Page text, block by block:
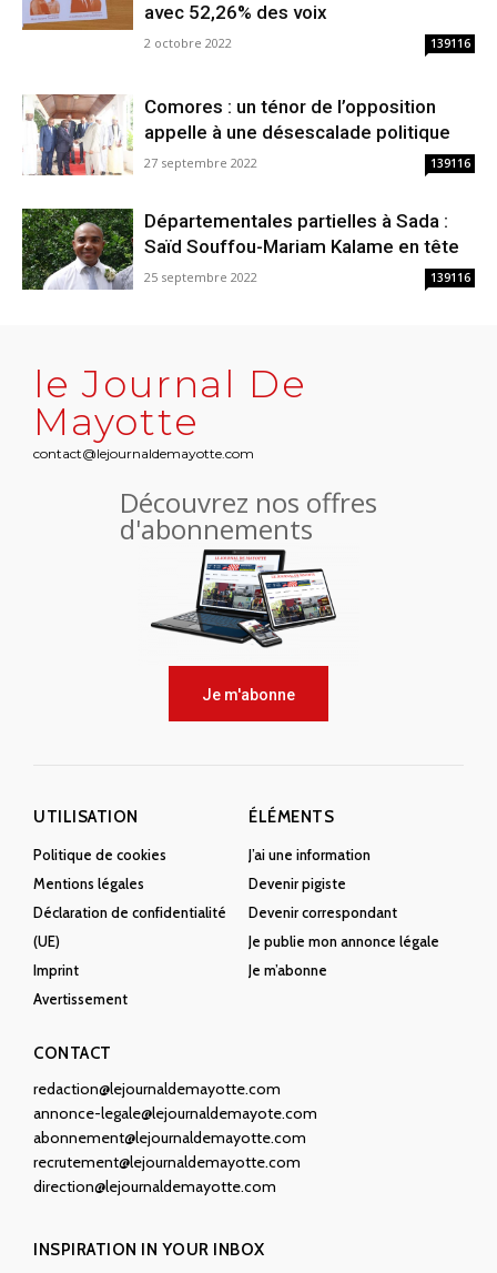
avec 52,26% des voix
2 octobre 2022 139116
Comores : un ténor de l’opposition
appelle à une désescalade politique
27 septembre 2022 139116
Départementales partielles à Sada :
Saïd Souffou-Mariam Kalame en tête
25 septembre 2022 139116
le Journal De
Mayotte
contact@lejournaldemayotte.com
Découvrez nos offres
d'abonnements
Je m'abonne
UTILISATION
Politique de cookies
Mentions légales
Déclaration de confidentialité
(UE)
Imprint
Avertissement
ÉLÉMENTS
J’ai une information
Devenir pigiste
Devenir correspondant
Je publie mon annonce légale
Je m’abonne
CONTACT
redaction@lejournaldemayotte.com
annonce-legale@lejournaldemayote.com
abonnement@lejournaldemayotte.com
recrutement@lejournaldemayotte.com
direction@lejournaldemayotte.com
INSPIRATION IN YOUR INBOX